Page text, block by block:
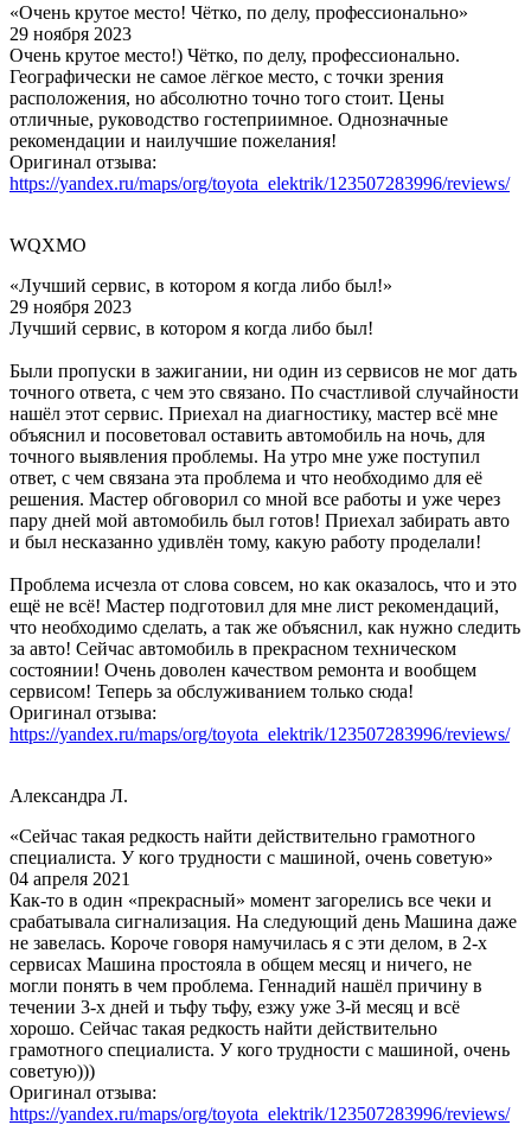
«Очень крутое место! Чётко, по делу, профессионально»
29 ноября 2023
Очень крутое место!) Чётко, по делу, профессионально.
Географически не самое лёгкое место, с точки зрения
расположения, но абсолютно точно того стоит. Цены
отличные, руководство гостеприимное. Однозначные
рекомендации и наилучшие пожелания!
Оригинал отзыва:
https://yandex.ru/maps/org/toyota_elektrik/123507283996/reviews/
WQXMO
«Лучший сервис, в котором я когда либо был!»
29 ноября 2023
Лучший сервис, в котором я когда либо был!
Были пропуски в зажигании, ни один из сервисов не мог дать
точного ответа, с чем это связано. По счастливой случайности
нашёл этот сервис. Приехал на диагностику, мастер всё мне
объяснил и посоветовал оставить автомобиль на ночь, для
точного выявления проблемы. На утро мне уже поступил
ответ, с чем связана эта проблема и что необходимо для её
решения. Мастер обговорил со мной все работы и уже через
пару дней мой автомобиль был готов! Приехал забирать авто
и был несказанно удивлён тому, какую работу проделали!
Проблема исчезла от слова совсем, но как оказалось, что и это
ещё не всё! Мастер подготовил для мне лист рекомендаций,
что необходимо сделать, а так же объяснил, как нужно следить
за авто! Сейчас автомобиль в прекрасном техническом
состоянии! Очень доволен качеством ремонта и вообщем
сервисом! Теперь за обслуживанием только сюда!
Оригинал отзыва:
https://yandex.ru/maps/org/toyota_elektrik/123507283996/reviews/
Александра Л.
«Сейчас такая редкость найти действительно грамотного
специалиста. У кого трудности с машиной, очень советую»
04 апреля 2021
Как-то в один «прекрасный» момент загорелись все чеки и
срабатывала сигнализация. На следующий день Машина даже
не завелась. Короче говоря намучилась я с эти делом, в 2-х
сервисах Машина простояла в общем месяц и ничего, не
могли понять в чем проблема. Геннадий нашёл причину в
течении 3-х дней и тьфу тьфу, езжу уже 3-й месяц и всё
хорошо. Сейчас такая редкость найти действительно
грамотного специалиста. У кого трудности с машиной, очень
советую)))
Оригинал отзыва:
https://yandex.ru/maps/org/toyota_elektrik/123507283996/reviews/